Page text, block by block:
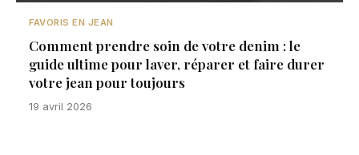
FAVORIS EN JEAN
Comment prendre soin de votre denim : le
guide ultime pour laver, réparer et faire durer
votre jean pour toujours
19 avril 2026